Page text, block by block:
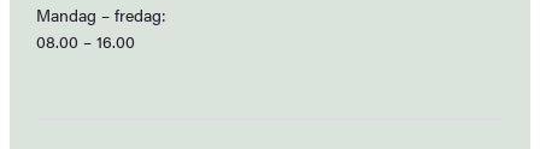
Mandag – fredag:
08.00 – 16.00